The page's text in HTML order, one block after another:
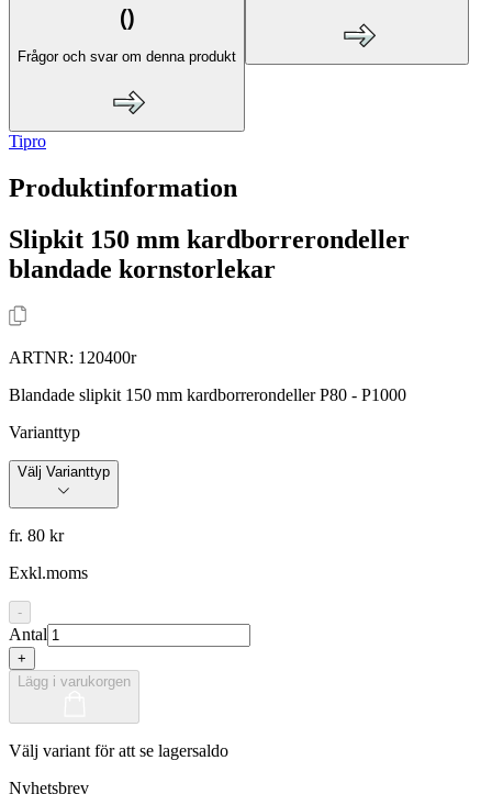
()
Frågor och svar om denna produkt
Tipro
Produktinformation
Slipkit 150 mm kardborrerondeller
blandade kornstorlekar
ARTNR: 120400r
Blandade slipkit 150 mm kardborrerondeller P80 - P1000
Varianttyp
Välj Varianttyp
fr. 80 kr
Exkl.moms
-
Antal
+
Lägg i varukorgen
Välj variant för att se lagersaldo
Nyhetsbrev